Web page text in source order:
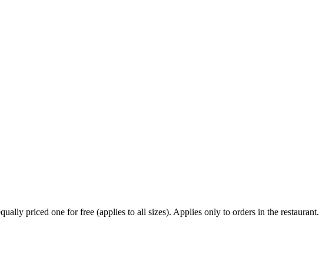
priced one for free (applies to all sizes). Applies only to orders in the restaurant.